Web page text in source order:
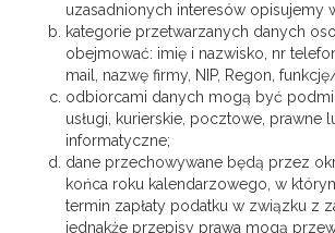
uzasadnionych interesów opisujemy
kategorie przetwarzanych danych
obejmować: imię i nazwisko, nr
mail, nazwę firmy, NIP, Regon,
odbiorcami danych mogą być
usługi, kurierskie, pocztowe, prawne
informatyczne;
dane przechowywane będą przez
końca roku kalendarzowego, w
termin zapłaty podatku w związku z
jednakże przepisy prawa mogą